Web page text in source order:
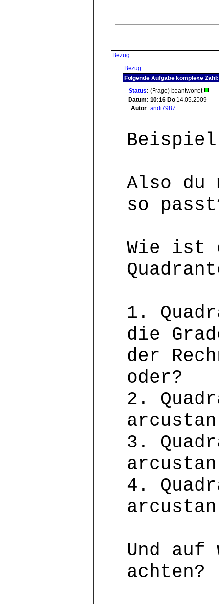
Bezug
Bezug
Folgende Aufgabe komplexe
Status: (Frage) beantwortet
Datum: 10:16 Do 14.05.2009
Autor: andi7987
Also du
so
Wie ist
1.
die
der
oder?
2.
3.
4.
Und auf
achten?